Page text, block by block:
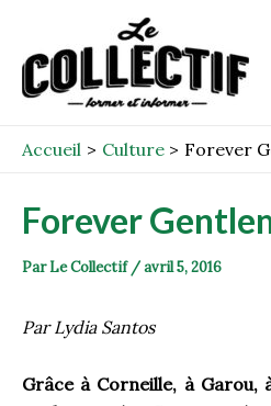
contenu
Accueil Culture Forever
Forever
ParLe Collectif /avril 5, 2016
Par Lydia Santos
Grâce à Corneille, à Garou,
navigation